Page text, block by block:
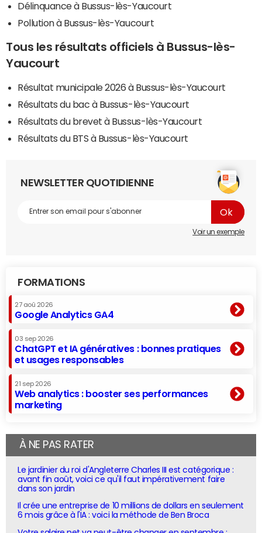
Délinquance à Bussus-lès-Yaucourt
Pollution à Bussus-lès-Yaucourt
Tous les résultats officiels à Bussus-lès-
Yaucourt
Résultat municipale 2026 à Bussus-lès-Yaucourt
Résultats du bac à Bussus-lès-Yaucourt
Résultats du brevet à Bussus-lès-Yaucourt
Résultats du BTS à Bussus-lès-Yaucourt
NEWSLETTER QUOTIDIENNE
Voir un exemple
FORMATIONS
27 aoû 2026
Google Analytics GA4
03 sep 2026
ChatGPT et IA génératives : bonnes pratiques
et usages responsables
21 sep 2026
Web analytics : booster ses performances
marketing
À NE PAS RATER
Le jardinier du roi d'Angleterre Charles III est catégorique :
avant fin août, voici ce qu'il faut impérativement faire
dans son jardin
Il crée une entreprise de 10 millions de dollars en seulement
6 mois grâce à l'IA : voici la méthode de Ben Broca